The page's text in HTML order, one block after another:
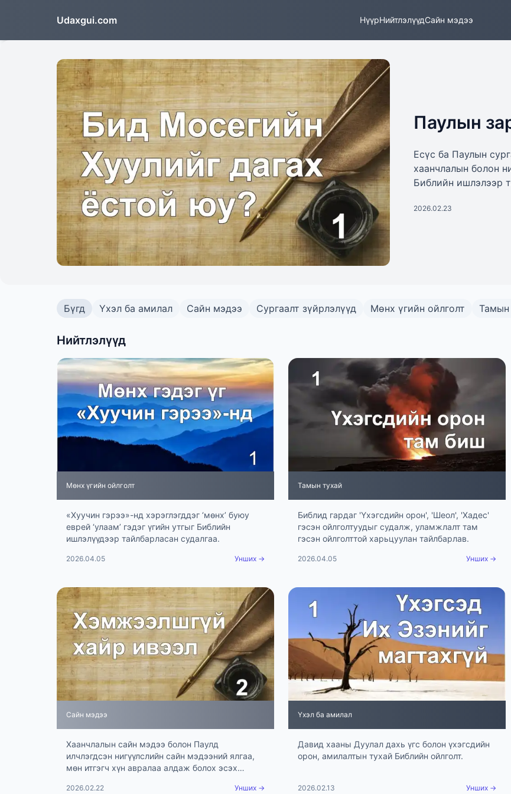
Udaxgui.com НүүрНийтлэлүүдСайн мэдээ
Паулын
Есүс ба Паулын
хаанчлалын болон
Библийн ишлэлээр
2026.02.23
Бүгд Үхэл ба амилал Сайн мэдээ Сургаалт зүйрлэлүүд Мөнх үгийн ойлголт Тамын
Нийтлэлүүд
Мөнх үгийн ойлголт
«Хуучин гэрээ»-нд хэрэглэгддэг ‘мөнх’ буюу
еврей ‘улаам’ гэдэг үгийн утгыг Библийн
ишлэлүүдээр тайлбарласан судалгаа.
2026.04.05 Унших →
Тамын тухай
Библид гардаг 'Үхэгсдийн орон', 'Шеол', 'Хадес'
гэсэн ойлголтуудыг судалж, уламжлалт там
гэсэн ойлголттой харьцуулан тайлбарлав.
2026.04.05 Унших →
Сайн мэдээ
Хаанчлалын сайн мэдээ болон Паулд
илчлэгдсэн нигүүлслийн сайн мэдээний ялгаа,
мөн итгэгч хүн авралаа алдаж болох эсэх
2026.02.22 Унших →
Үхэл ба амилал
Давид хааны Дуулал дахь үгс болон үхэгсдийн
орон, амилалтын тухай Библийн ойлголт.
2026.02.13 Унших →